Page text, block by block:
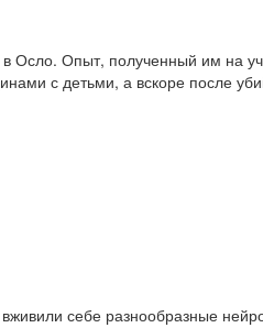
в Осло. Опыт, полученный им на
с детьми, а вскоре после
себе разнообразные